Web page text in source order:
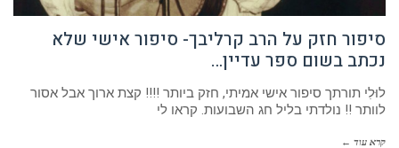
סיפור חזק על הרב קרליבך- סיפור אישי שלא
נכתב בשום ספר עדיין…
לוּלִי תורתך סיפור אישי אמיתי, חזק ביותר !!!! קצת ארוך אבל אסור
לוותר !! נולדתי בליל חג השבועות. קראו לי
קרא עוד ←